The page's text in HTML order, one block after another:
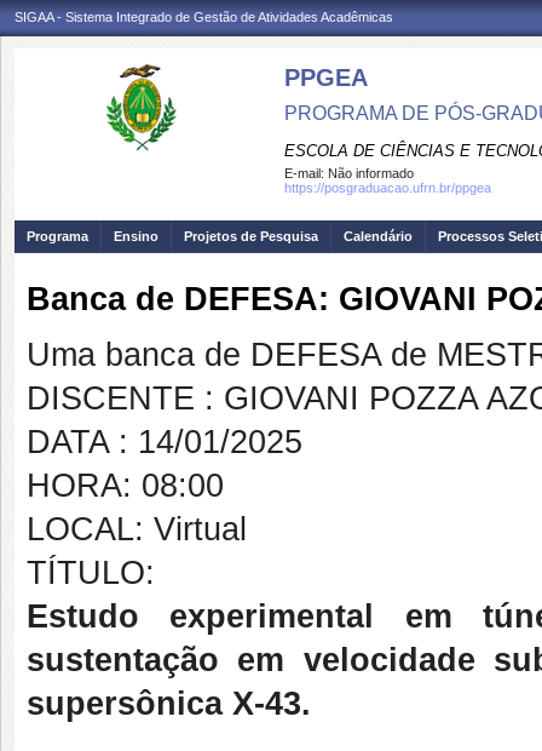
SIGAA - Sistema Integrado de Gestão de Atividades Acadêmicas
PPGEA
PROGRAMA DE PÓS-
ESCOLA DE CIÊNCIAS E
E-mail: Não informado
https://posgraduacao.ufrn.br/ppgea
Programa Ensino Projetos de Pesquisa Calendário Processos
Banca de DEFESA: GIOVANI
Uma banca de DEFESA de
DISCENTE : GIOVANI POZZA
DATA : 14/01/2025
HORA: 08:00
LOCAL: Virtual
TÍTULO:
Estudo experimental em
sustentação em velocidade
supersônica X-43.